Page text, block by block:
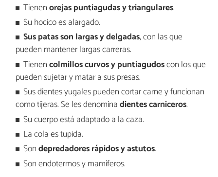
Tienenorejas puntiagudas y triangulares.
Su hocico es alargado.
Sus patas son largas y delgadas, con las que
pueden mantener largas carreras.
Tienencolmillos curvos y puntiagudoscon los que
pueden sujetar y matar a sus presas.
Sus dientes yugales pueden cortar carne y funcionan
como tijeras. Se les denominadientes carniceros.
Su cuerpo está adaptado a la caza.
La cola es tupida.
Sondepredadores rápidos y astutos.
Son endotermos y mamíferos.